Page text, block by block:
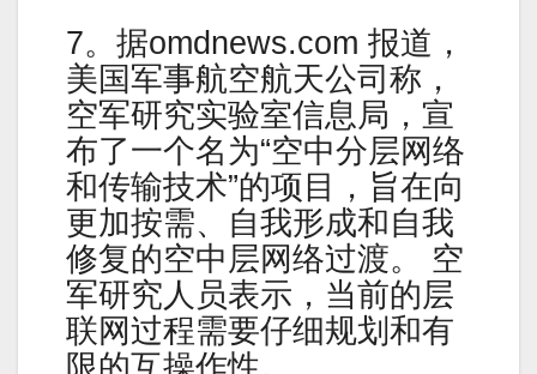
7。据omdnews.com 报道，
美国军事航空航天公司称，
空军研究实验室信息局，宣
布了一个名为“空中分层网络
和传输技术”的项目，旨在向
更加按需、自我形成和自我
修复的空中层网络过渡。 空
军研究人员表示，当前的层
联网过程需要仔细规划和有
限的互操作性。